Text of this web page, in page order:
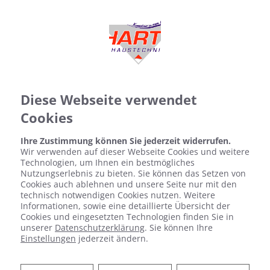
Diese Webseite verwendet
Cookies
Ihre Zustimmung können Sie jederzeit widerrufen.
Wir verwenden auf dieser Webseite Cookies und weitere
Technologien, um Ihnen ein bestmögliches
Nutzungserlebnis zu bieten. Sie können das Setzen von
Cookies auch ablehnen und unsere Seite nur mit den
technisch notwendigen Cookies nutzen. Weitere
Informationen, sowie eine detaillierte Übersicht der
Cookies und eingesetzten Technologien finden Sie in
unserer Datenschutzerklärung. Sie können Ihre
Einstellungen jederzeit ändern.